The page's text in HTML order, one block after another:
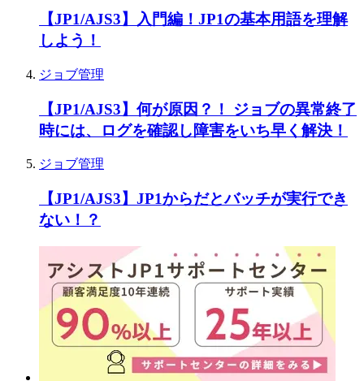
【JP1/AJS3】入門編！JP1の基本用語を理解
しよう！
ジョブ管理
【JP1/AJS3】何が原因？！ ジョブの異常終了
時には、ログを確認し障害をいち早く解決！
ジョブ管理
【JP1/AJS3】JP1からだとバッチが実行でき
ない！？